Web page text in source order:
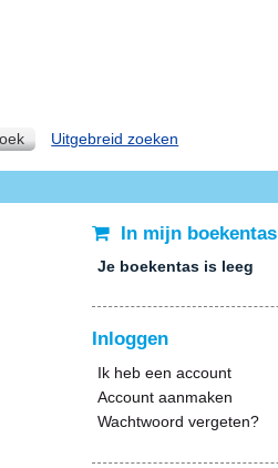
In mijn boekentas
Je boekentas is leeg
Inloggen
Ik heb een account
Account aanmaken
Wachtwoord vergeten?
Uitgebreid zoeken